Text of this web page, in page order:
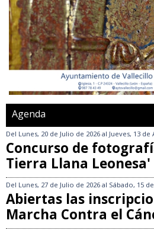
Agenda
Del Lunes, 20 de Julio de 2026 al Jueves, 13 de
Concurso de
Tierra Llana Leonesa'
Del Lunes, 27 de Julio de 2026 al Sábado, 15
Abiertas las
Marcha Contra el